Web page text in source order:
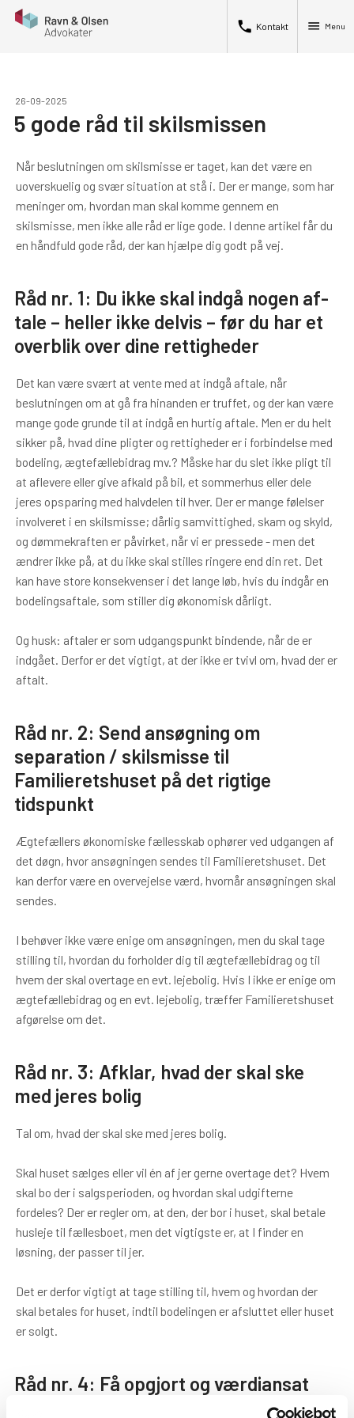
phone Kontakt menu Menu
26-09-2025
5 gode råd til skilsmissen
Når beslutningen om skilsmisse er taget, kan det være en
uoverskuelig og svær situation at stå i. Der er mange, som har
meninger om, hvordan man skal komme gennem en
skilsmisse, men ikke alle råd er lige gode. I denne artikel får du
en håndfuld gode råd, der kan hjælpe dig godt på vej.
Råd nr. 1: Du ikke skal indgå nogen af­
tale – heller ikke delvis – før du har et
overblik over dine rettig­heder
Det kan være svært at vente med at indgå aftale, når
beslutningen om at gå fra hinanden er truffet, og der kan være
mange gode grunde til at indgå en hurtig aftale. Men er du helt
sikker på, hvad dine pligter og rettigheder er i forbindelse med
bodeling, ægtefællebidrag mv.? Måske har du slet ikke pligt til
at aflevere eller give afkald på bil, et sommerhus eller dele
jeres opsparing med halvdelen til hver. Der er mange følelser
involveret i en skilsmisse; dårlig samvit­tig­hed, skam og skyld,
og dømmekraften er påvirket, når vi er pressede - men det
ændrer ikke på, at du ikke skal stilles ringere end din ret. Det
kan have store konsekvenser i det lange løb, hvis du indgår en
bodelingsaftale, som stiller dig økonomisk dårligt.
Og husk: aftaler er som udgangspunkt bindende, når de er
indgået. Derfor er det vigtigt, at der ikke er tvivl om, hvad der er
aftalt.
Råd nr. 2: Send ansøgning om
separation / skilsmisse til
Familieretshuset på det rigtige
tidspunkt
Ægtefællers økonomiske fællesskab ophører ved udgangen af
det døgn, hvor ansøgningen sendes til Familieretshuset. Det
kan derfor være en over­vejelse værd, hvornår ansøgningen skal
sendes.
I behøver ikke være enige om ansøgningen, men du skal tage
stilling til, hvordan du forholder dig til ægtefællebidrag og til
hvem der skal overtage en evt. lejebolig. Hvis I ikke er enige om
ægtefællebidrag og en evt. lejebolig, træffer Familieretshuset
afgørelse om det.
Råd nr. 3: Afklar, hvad der skal ske
med jeres bolig
Tal om, hvad der skal ske med jeres bolig.
Skal huset sælges eller vil én af jer gerne overtage det? Hvem
skal bo der i salgsperioden, og hvordan skal udgifterne
fordeles? Der er regler om, at den, der bor i huset, skal betale
husleje til fællesboet, men det vigtigste er, at I finder en
løsning, der passer til jer.
Det er derfor vigtigt at tage stilling til, hvem og hvordan der
skal betales for huset, indtil bodelingen er afsluttet eller huset
er solgt.
Råd nr. 4: Få opgjort og værdiansat